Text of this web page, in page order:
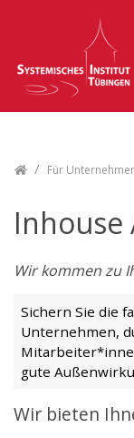
Skip navigation
Für
Inhouse
Wir kommen zu
Sichern Sie die
Unternehmen,
gute
Wir bieten